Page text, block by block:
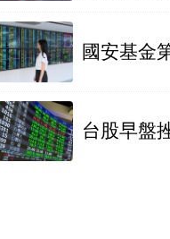
國安基金
台股早盤